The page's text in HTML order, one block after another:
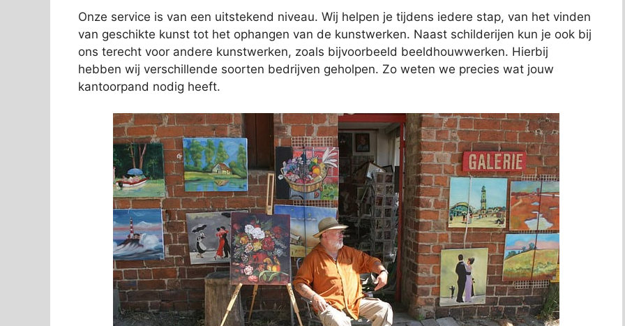
Onze service is van een uitstekend niveau. Wij helpen je tijdens iedere stap, van het vinden
van geschikte kunst tot het ophangen van de kunstwerken. Naast schilderijen kun je ook bij
ons terecht voor andere kunstwerken, zoals bijvoorbeeld beeldhouwwerken. Hierbij
hebben wij verschillende soorten bedrijven geholpen. Zo weten we precies wat jouw
kantoorpand nodig heeft.